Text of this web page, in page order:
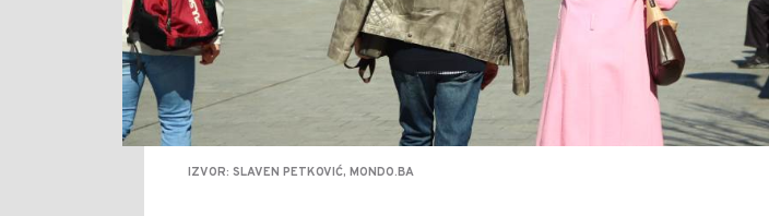
IZVOR: SLAVEN PETKOVIĆ, MONDO.BA